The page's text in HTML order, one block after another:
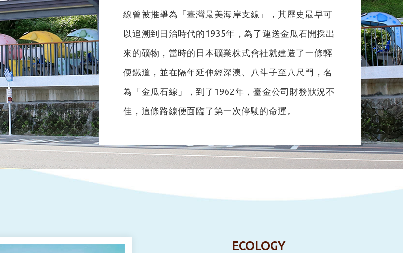
線曾被推舉為「臺灣最美海岸支線」，其歷史最早可
以追溯到日治時代的1935年，為了運送金瓜石開採出
來的礦物，當時的日本礦業株式會社就建造了一條輕
便鐵道，並在隔年延伸經深澳、八斗子至八尺門，名
為「金瓜石線」，到了1962年，臺金公司財務狀況不
佳，這條路線便面臨了第一次停駛的命運。
ECOLOGY